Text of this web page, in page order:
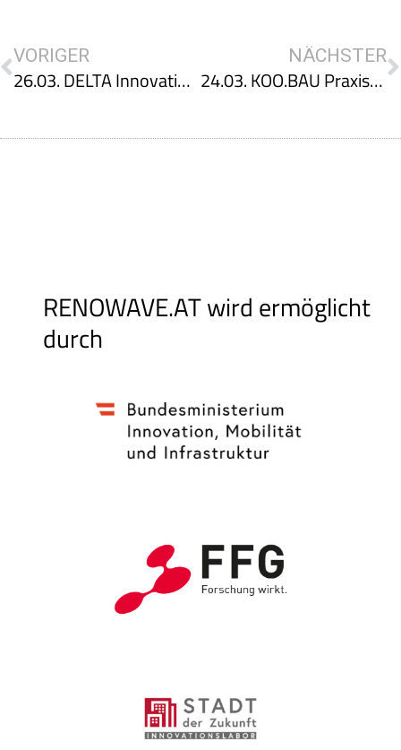
VORIGER
26.03. DELTA Innovation Day
NÄCHSTER
24.03. KOO.BAU Praxisevent bei DELTA
RENOWAVE.AT wird ermöglicht
durch